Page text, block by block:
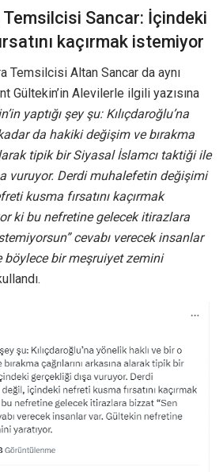
Temsilcisi Sancar: İçindeki
kaçırmak istemiyor
Temsilcisi Altan Sancar da aynı
Gültekin’in Alevilerle ilgili yazısına
yaptığı şey şu: Kılıçdaroğlu’na
da hakiki değişim ve bırakma
tipik bir Siyasal İslamcı taktiği ile
vuruyor. Derdi muhalefetin değişimi
kusma fırsatını kaçırmak
ki bu nefretine gelecek itirazlara
cevabı verecek insanlar
böylece bir meşruiyet zemini